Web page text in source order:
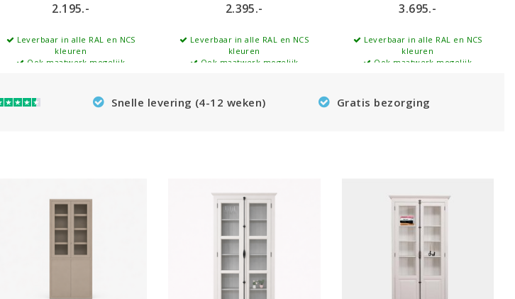
2.195.-
Leverbaar in alle RAL en NCS
kleuren
Ook maatwerk mogelijk
2.395.-
Leverbaar in alle RAL en NCS
kleuren
Ook maatwerk mogelijk
3.695.-
Leverbaar in alle RAL en NCS
kleuren
Ook maatwerk mogelijk
Snelle levering (4-12 weken) Gratis bezorging